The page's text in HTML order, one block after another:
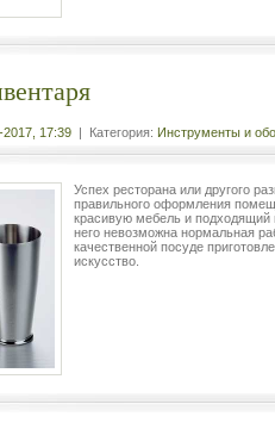
2017, 17:39 | Категория: Инструменты и
Успех ресторана или другого
правильного оформления
красивую мебель и подходящий
него невозможна нормальная
качественной посуде
искусство.